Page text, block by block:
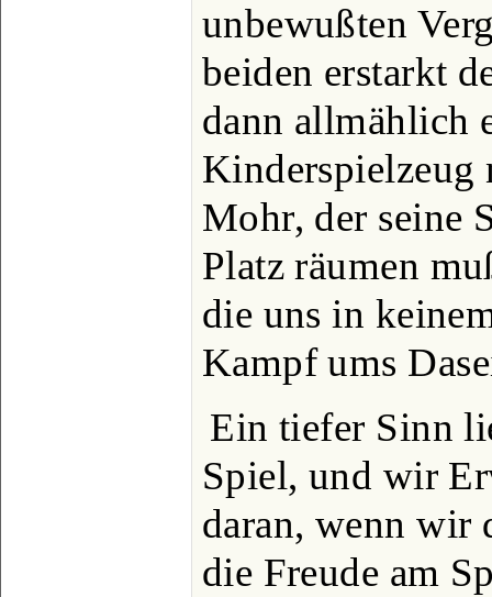
unbewußten
beiden erstarkt
dann allmählich
Kinderspielzeug
Mohr, der seine
Platz räumen
die uns in
Kampf ums
Ein tiefer Sinn
Spiel, und wir
daran, wenn wir
die Freude am